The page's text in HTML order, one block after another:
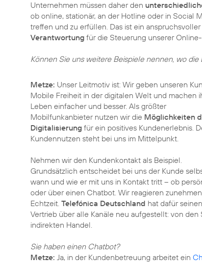
Unternehmen müssen daher den
ob online, stationär, an der Hotline oder in Social
treffen und zu erfüllen. Das ist ein
Verantwortung für die Steuerung unserer
Können Sie uns weitere Beispiele nennen, wo
Metze: Unser Leitmotiv ist: Wir geben unseren
Mobile Freiheit in der digitalen Welt und machen
Leben einfacher und besser. Als größter
Mobilfunkanbieter nutzen wir die Möglichkeiten
Digitalisierung für ein positives Kundenerlebnis.
Kundennutzen steht bei uns im Mittelpunkt.
Nehmen wir den Kundenkontakt als Beispiel.
Grundsätzlich entscheidet bei uns der Kunde
wann und wie er mit uns in Kontakt tritt – ob
oder über einen Chatbot. Wir reagieren
Echtzeit. Telefónica Deutschland hat dafür seinen
Vertrieb über alle Kanäle neu aufgestellt: von
indirekten Handel.
Sie haben einen Chatbot?
Metze: Ja, in der Kundenbetreuung arbeitet ein